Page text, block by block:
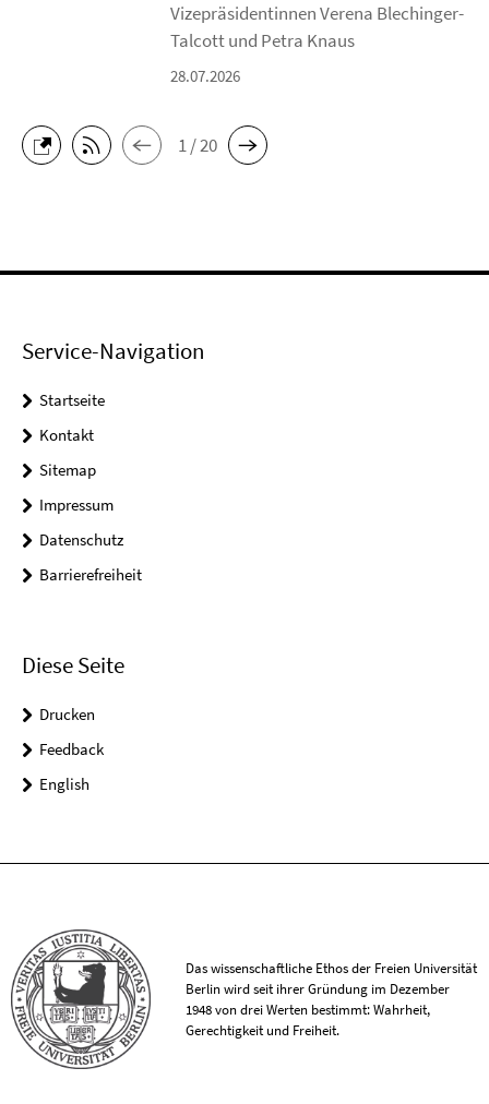
Vizepräsidentinnen Verena Blechinger-
Talcott und Petra Knaus
28.07.2026
1 / 20
Service-Navigation
Startseite
Kontakt
Sitemap
Impressum
Datenschutz
Barrierefreiheit
Diese Seite
Drucken
Feedback
English
Das wissenschaftliche Ethos der Freien Universität
Berlin wird seit ihrer Gründung im Dezember
1948 von drei Werten bestimmt: Wahrheit,
Gerechtigkeit und Freiheit.